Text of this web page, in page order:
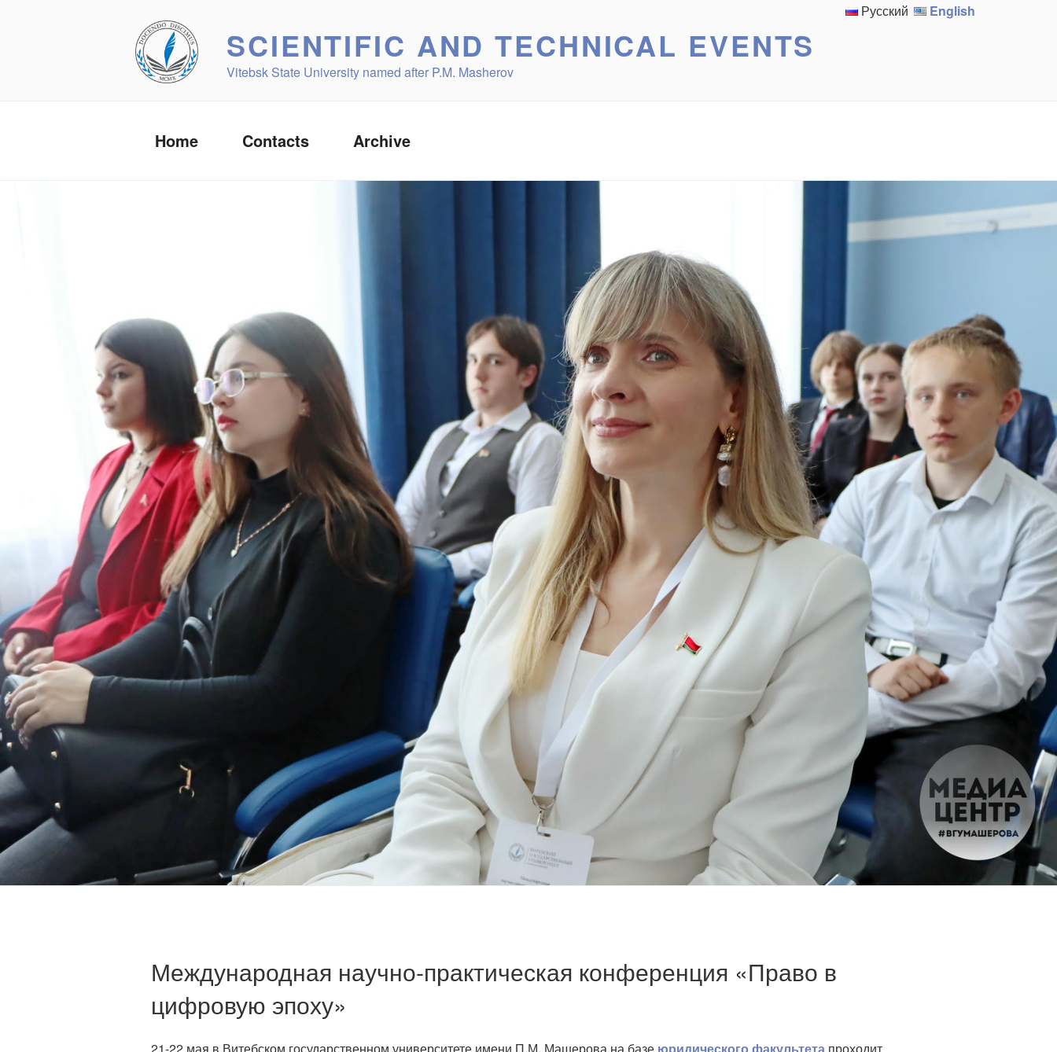
English
Русский
SCIENTIFIC AND TECHNICAL EVENTS
Vitebsk State University named after P.M. Masherov
Home Contacts Archive
Международная научно-практическая конференция «Право в
цифровую эпоху»